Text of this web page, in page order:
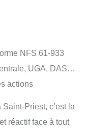
NFS 61-933
UGA, DAS…
actions
Priest, c’est la
réactif face à tout